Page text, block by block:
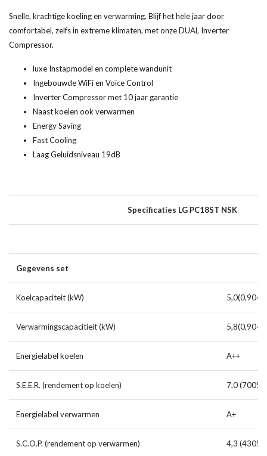
Snelle, krachtige koeling en verwarming. Blijf het hele jaar door
comfortabel, zelfs in extreme klimaten, met onze DUAL Inverter
Compressor.
luxe Instapmodel en complete wandunit
Ingebouwde WiFi en Voice Control
Inverter Compressor met 10 jaar garantie
Naast koelen ook verwarmen
Energy Saving
Fast Cooling
Laag Geluidsniveau 19dB
Specificaties LG PC18ST NSK
Gegevens set
Koelcapaciteit (kW)
Verwarmingscapacitieit (kW)
Energielabel koelen A++
S.E.E.R. (rendement op koelen) 7,0 (700%)
Energielabel verwarmen A+
S.C.O.P. (rendement op verwarmen) 4,3 (430%)